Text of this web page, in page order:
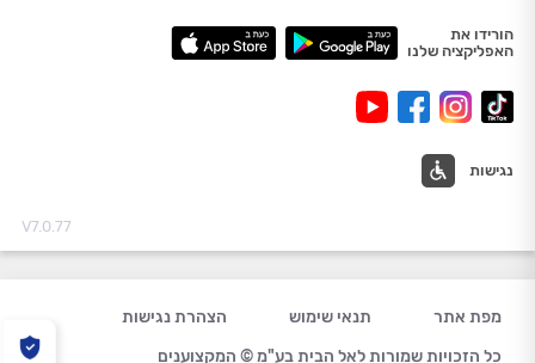
הורידו את
האפליקציה שלנו
נגישות
V7.0.77
מפת אתר תנאי שימוש
הצהרת נגישות
כל הזכויות שמורות לאל הבית בע"מ © המקצוענים